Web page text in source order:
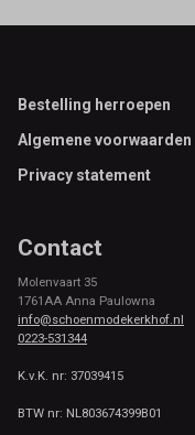
Footer
Bestelling herroepen
Algemene voorwaarden
Privacy statement
Contact
Molenvaart 35
1761AA Anna Paulowna
info@schoenmodekerkhof.nl
0223-531344
K.v.K. nr: 37039415
BTW nr: NL803674399B01